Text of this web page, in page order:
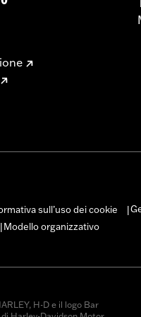
sull’uso dei cookie
Modello organizzativo
H-D e il logo Bar